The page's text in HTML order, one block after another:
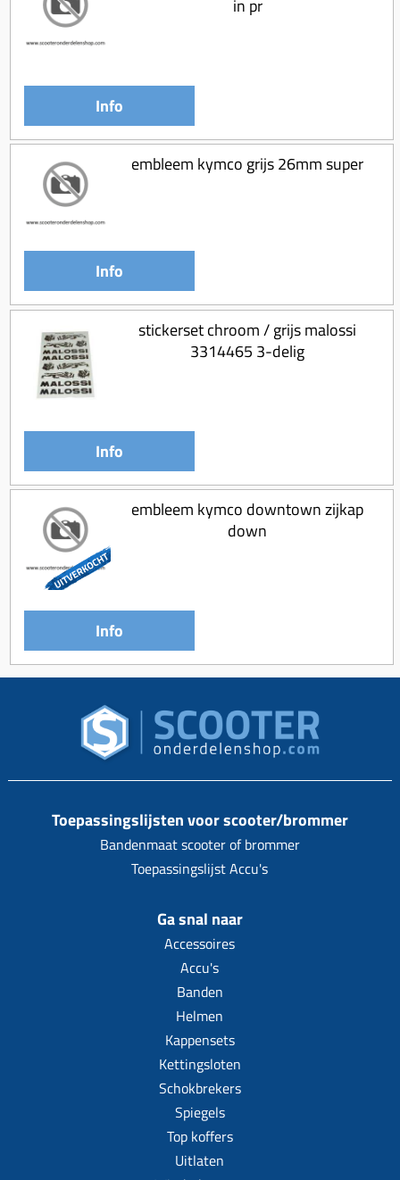
Koppeling trekveer
Ketting / tandwiel
Koeling (delen)
Overbrenging
in pr
Info
embleem kymco grijs 26mm super
Info
stickerset chroom / grijs malossi
3314465 3-delig
Info
embleem kymco downtown zijkap
down
Info
Toepassingslijsten voor scooter/brommer
Bandenmaat scooter of brommer
Toepassingslijst Accu's
Ga snal naar
Accessoires
Accu's
Banden
Helmen
Kappensets
Kettingsloten
Schokbrekers
Spiegels
Top koffers
Uitlaten